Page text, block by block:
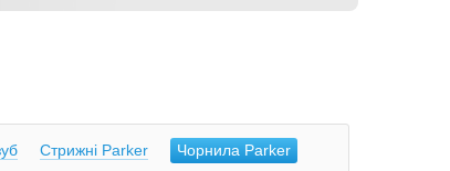
Cтрижні Parker Чорнила Parker